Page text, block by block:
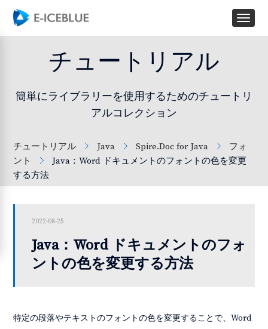
チュートリアル
簡単にライブラリーを使用するためのチュートリ
アルコレクション
チュートリアル Java Spire.Doc for Java
フォ
ント
Java：Word ドキュメントのフォントの色を変更
する方法
2022-08-25
Java：Word ドキュメントのフォ
ントの色を変更する方法
特定の段落やテキストのフォントの色を変更することで、Word